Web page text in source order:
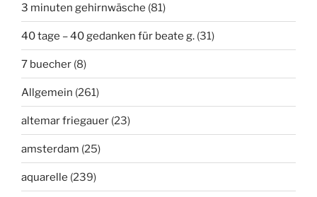
3 minuten gehirnwäsche (81)
40 tage – 40 gedanken für beate g. (31)
7 buecher (8)
Allgemein (261)
altemar friegauer (23)
amsterdam (25)
aquarelle (239)